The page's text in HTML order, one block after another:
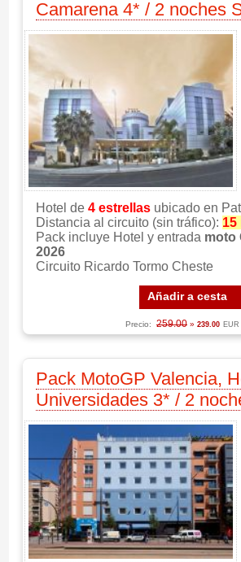
Camarena 4* / 2 noches
Hotel de 4 estrellasubicado en
Distancia al circuito (sin tráfico): 15
Pack incluye Hotel y entrada moto
2026
Circuito Ricardo Tormo Cheste
Añadir a cesta
Precio: 259.00 » 239.00 EUR
Pack MotoGP Valencia,
Universidades 3* / 2